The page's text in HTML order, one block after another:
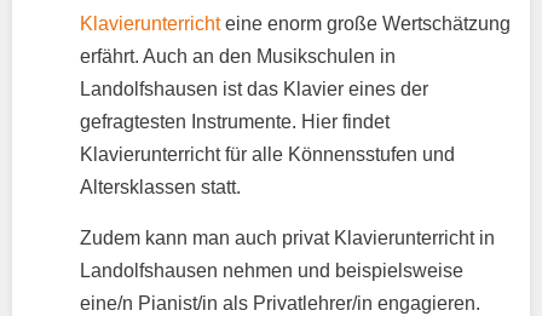
Klavierunterrichteine enorm große Wertschätzung
erfährt. Auch an den Musikschulen in
Landolfshausen ist das Klavier eines der
gefragtesten Instrumente. Hier findet
Klavierunterricht für alle Könnensstufen und
Altersklassen statt.
Zudem kann man auch privat Klavierunterricht in
Landolfshausen nehmen und beispielsweise
eine/n Pianist/in als Privatlehrer/in engagieren.